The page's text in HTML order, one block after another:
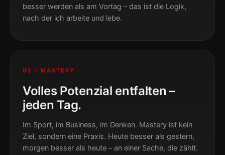
besser werden als am Vortag – das ist die Logik,
nach der ich arbeite und lebe.
03 – MASTERY
Volles Potenzial entfalten –
jeden Tag.
Im Sport, im Business, im Denken. Mastery ist kein
Ziel, sondern eine Praxis. Heute besser als gestern,
morgen besser als heute – an einer Sache, die zählt.